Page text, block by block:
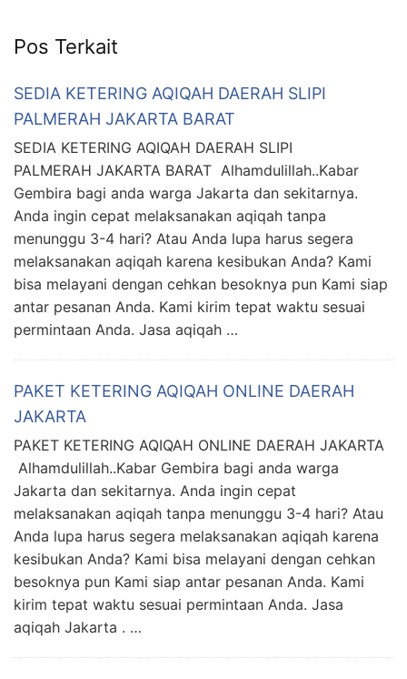
Pos Terkait
SEDIA KETERING AQIQAH DAERAH SLIPI
PALMERAH JAKARTA BARAT
SEDIA KETERING AQIQAH DAERAH SLIPI
PALMERAH JAKARTA BARAT Alhamdulillah..Kabar
Gembira bagi anda warga Jakarta dan sekitarnya.
Anda ingin cepat melaksanakan aqiqah tanpa
menunggu 3-4 hari? Atau Anda lupa harus segera
melaksanakan aqiqah karena kesibukan Anda? Kami
bisa melayani dengan cehkan besoknya pun Kami siap
antar pesanan Anda. Kami kirim tepat waktu sesuai
permintaan Anda. Jasa aqiqah …
PAKET KETERING AQIQAH ONLINE DAERAH
JAKARTA
PAKET KETERING AQIQAH ONLINE DAERAH JAKARTA
Alhamdulillah..Kabar Gembira bagi anda warga
Jakarta dan sekitarnya. Anda ingin cepat
melaksanakan aqiqah tanpa menunggu 3-4 hari? Atau
Anda lupa harus segera melaksanakan aqiqah karena
kesibukan Anda? Kami bisa melayani dengan cehkan
besoknya pun Kami siap antar pesanan Anda. Kami
kirim tepat waktu sesuai permintaan Anda. Jasa
aqiqah Jakarta . …